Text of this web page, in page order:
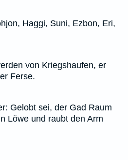
Haggi, Suni, Ezbon, Eri,
von Kriegshaufen, er
Ferse.
Gelobt sei, der Gad Raum
Löwe und raubt den Arm